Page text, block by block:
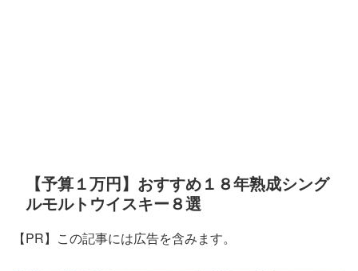
【予算１万円】おすすめ１８年熟成シング
ルモルトウイスキー８選
【PR】この記事には広告を含みます。